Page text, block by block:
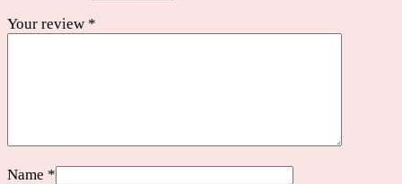
Your review *
Name *